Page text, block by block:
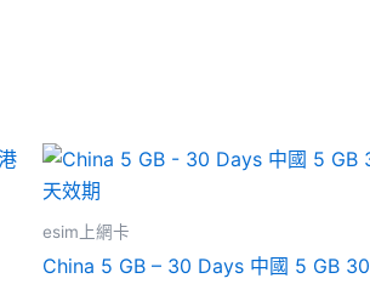
esim上網卡
China 5 GB – 30 Days 中國 5 GB 30